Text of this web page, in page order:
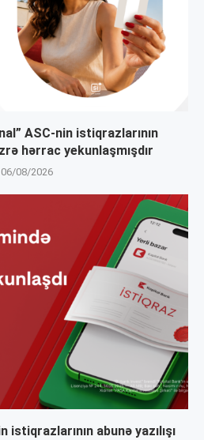
ASC-nin istiqrazlarının
hərrac yekunlaşmışdır
06/08/2026
istiqrazlarının abunə yazılışı